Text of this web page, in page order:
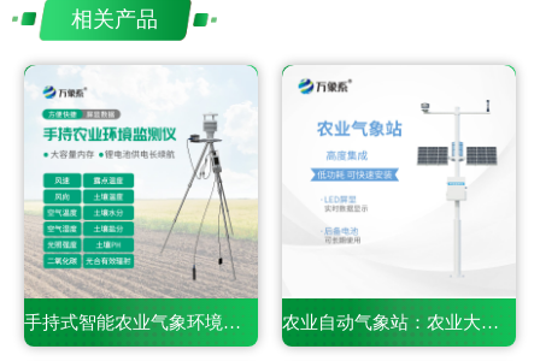
相关产品
手持式智能农业气象环境检测仪——一款携带方便的仪器 农业自动气象站：农业大田里的气象监测专员